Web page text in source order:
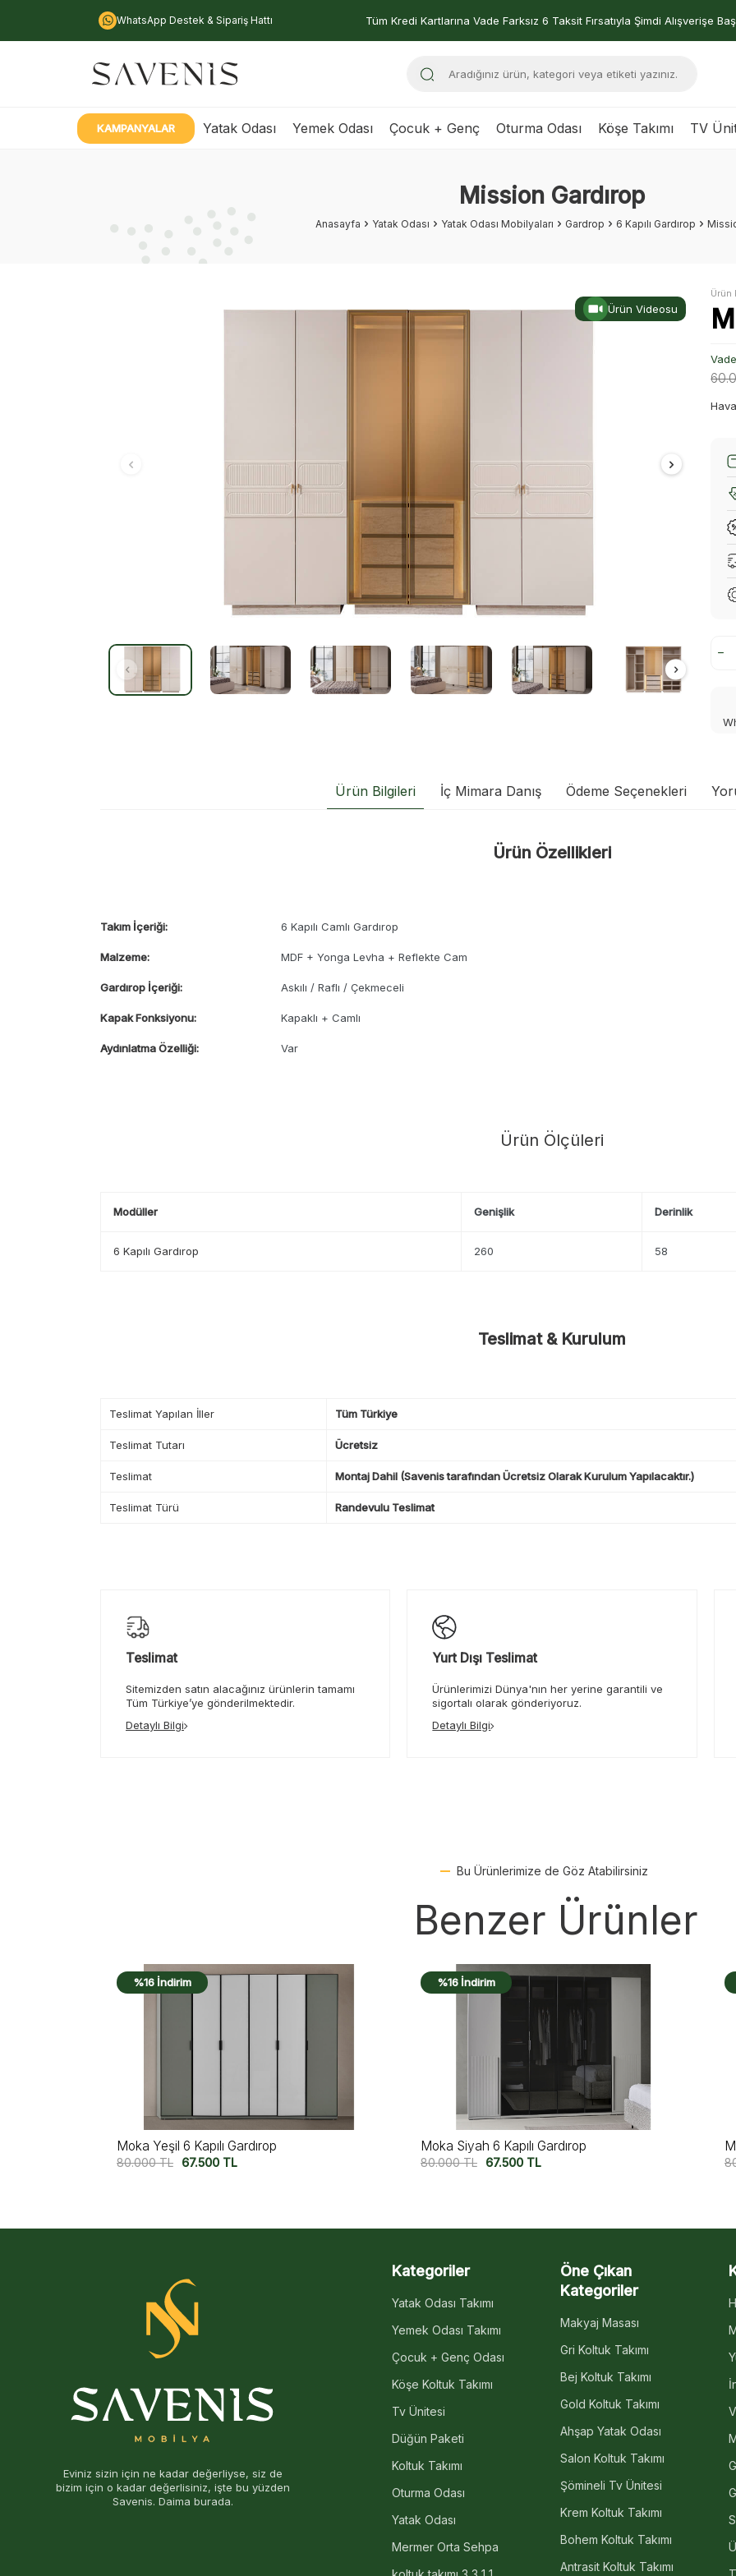
WhatsApp Destek & Sipariş Hattı Tüm Kredi Kartlarına Vade Farksız 6 Taksit Fırsatıyla Şimdi Alışverişe
KAMPANYALAR Yatak Odası Yemek Odası Çocuk + Genç Oturma Odası Köşe Takımı TV
Mission Gardırop
Anasayfa Yatak Odası Yatak Odası Mobilyaları Gardrop 6 Kapılı Gardırop
Ürün Videosu
Ürün
Ürün Bilgileri İç Mimara Danış Ödeme Seçenekleri
Ürün Özellikleri
Takım İçeriği: 6 Kapılı Camlı Gardırop
Malzeme: MDF + Yonga Levha + Reflekte Cam
Gardırop İçeriği: Askılı / Raflı / Çekmeceli
Kapak Fonksiyonu: Kapaklı + Camlı
Aydınlatma Özelliği: Var
Ürün Ölçüleri
Modüller Genişlik Derinlik
6 Kapılı Gardırop 260 58
Teslimat & Kurulum
Teslimat Yapılan İller Tüm Türkiye
Teslimat Tutarı Ücretsiz
Teslimat Montaj Dahil (Savenis tarafından Ücretsiz Olarak Kurulum Yapılacaktır.)
Teslimat Türü Randevulu Teslimat
Teslimat
Sitemizden satın alacağınız ürünlerin tamamı
Tüm Türkiye’ye gönderilmektedir.
Detaylı Bilgi
Yurt Dışı Teslimat
Ürünlerimizi Dünya'nın her yerine garantili ve
sigortalı olarak gönderiyoruz.
Detaylı Bilgi
Bu Ürünlerimize de Göz Atabilirsiniz
Benzer Ürünler
%16 İndirim
Moka Siyah 6 Kapılı Gardırop
80.000TL 67.500 TL
%16 İndirim
Moka 6 Kapılı Gardırop
80.000TL 67.500 TL
Eviniz sizin için ne kadar değerliyse, siz de
bizim için o kadar değerlisiniz, işte bu yüzden
Savenis. Daima burada.
Kategoriler
Yatak Odası Takımı
Yemek Odası Takımı
Çocuk + Genç Odası
Köşe Koltuk Takımı
Tv Ünitesi
Düğün Paketi
Koltuk Takımı
Oturma Odası
Yatak Odası
Mermer Orta Sehpa
Öne Çıkan
Kategoriler
Makyaj Masası
Gri Koltuk Takımı
Bej Koltuk Takımı
Gold Koltuk Takımı
Ahşap Yatak Odası
Salon Koltuk Takımı
Şömineli Tv Ünitesi
Krem Koltuk Takımı
Bohem Koltuk Takımı
Antrasit Koltuk Takımı